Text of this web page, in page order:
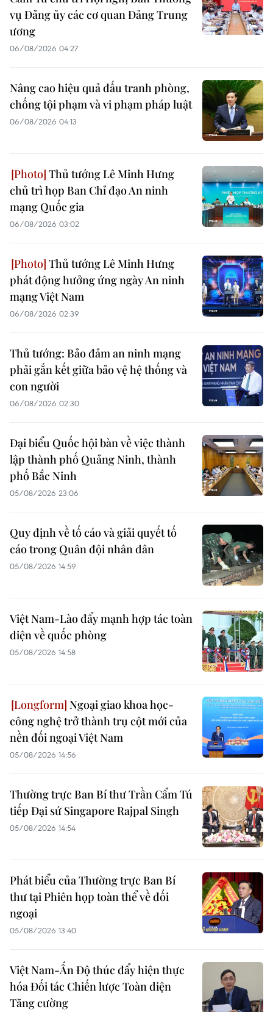
vụ Đảng ủy các cơ quan Đảng Trung
ương
06/08/2026 04:27
Nâng cao hiệu quả đấu tranh phòng,
chống tội phạm và vi phạm pháp luật
06/08/2026 04:13
Thủ tướng Lê Minh Hưng
chủ trì họp Ban Chỉ đạo An ninh
mạng Quốc gia
06/08/2026 03:02
Thủ tướng Lê Minh Hưng
phát động hưởng ứng ngày An ninh
mạng Việt Nam
06/08/2026 02:39
Thủ tướng: Bảo đảm an ninh mạng
phải gắn kết giữa bảo vệ hệ thống và
con người
06/08/2026 02:30
Đại biểu Quốc hội bàn về việc thành
lập thành phố Quảng Ninh, thành
phố Bắc Ninh
05/08/2026 23:06
Quy định về tố cáo và giải quyết tố
cáo trong Quân đội nhân dân
05/08/2026 14:59
Việt Nam-Lào đẩy mạnh hợp tác toàn
diện về quốc phòng
05/08/2026 14:58
Ngoại giao khoa học-
công nghệ trở thành trụ cột mới của
nền đối ngoại Việt Nam
05/08/2026 14:56
Thường trực Ban Bí thư Trần Cẩm Tú
tiếp Đại sứ Singapore Rajpal Singh
05/08/2026 14:54
Phát biểu của Thường trực Ban Bí
thư tại Phiên họp toàn thể về đối
ngoại
05/08/2026 13:40
Việt Nam-Ấn Độ thúc đẩy hiện thực
hóa Đối tác Chiến lược Toàn diện
Tăng cường